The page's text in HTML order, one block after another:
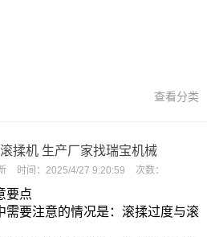
查看分类
揉机 生产厂家找瑞宝机械
时间： 2025/4/27 9:20:59 次数：
要点
需要注意的情况是：滚揉过度与滚